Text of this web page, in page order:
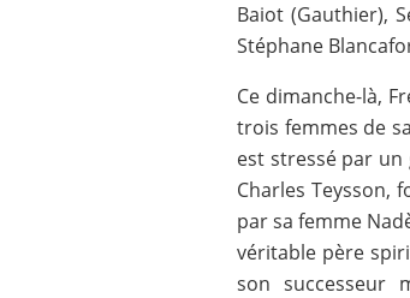
Baiot (Gauthier),
Stéphane
Ce dimanche-là,
trois femmes de
est stressé par
Charles Teysson,
par sa femme
véritable père
son successeur